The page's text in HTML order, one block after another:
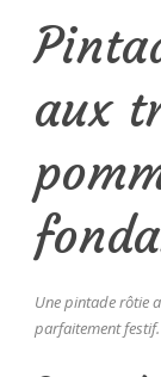
aux
Une pintade rôtie
parfaitement festif.